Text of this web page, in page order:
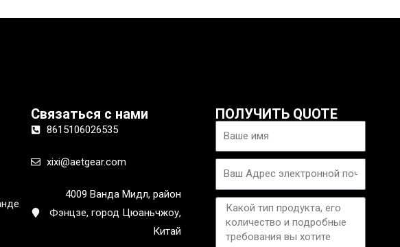
Связаться с нами
8615106026535
xixi@aetgear.com
4009 Ванда Мидл, район
Фэнцзе, город Цюаньчжоу,
Китай
ПОЛУЧИТЬ QUOTE
Имя
Электронная
Сообщение